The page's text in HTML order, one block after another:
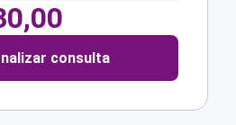
consulta